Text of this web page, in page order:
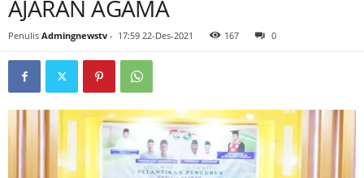
AJARAN AGAMA
Penulis Admingnewstv - 17:59 22-Des-2021 167 0